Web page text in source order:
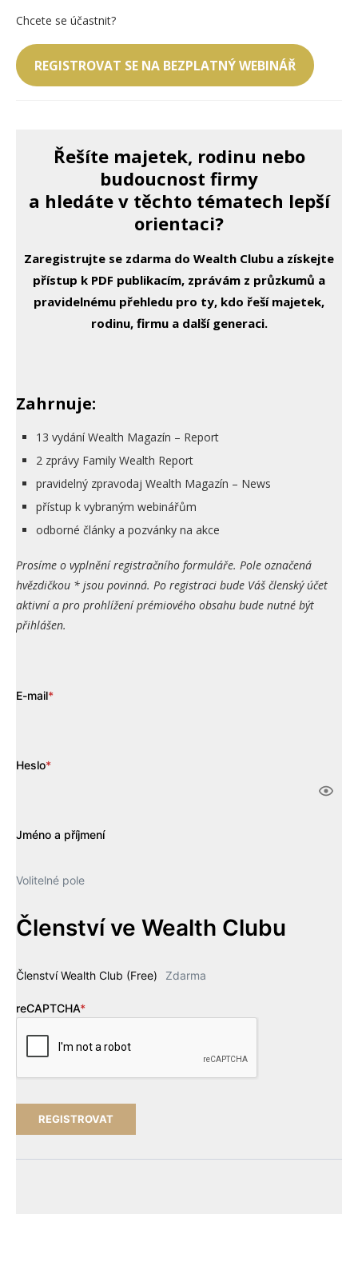
Chcete se účastnit?
REGISTROVAT SE NA BEZPLATNÝ WEBINÁŘ
Řešíte majetek, rodinu nebo
budoucnost firmy
a hledáte v těchto tématech lepší
orientaci?
Zaregistrujte se zdarma do Wealth Clubu a získejte
přístup k PDF publikacím, zprávám z průzkumů a
pravidelnému přehledu pro ty, kdo řeší majetek,
rodinu, firmu a další generaci.
Zahrnuje:
13 vydání Wealth Magazín – Report
2 zprávy Family Wealth Report
pravidelný zpravodaj Wealth Magazín – News
přístup k vybraným webinářům
odborné články a pozvánky na akce
Prosíme o vyplnění registračního formuláře. Pole označená
hvězdičkou * jsou povinná. Po registraci bude Váš členský účet
aktivní a pro prohlížení prémiového obsahu bude nutné být
přihlášen.
E-mail*
Heslo*
Jméno a příjmení
Volitelné pole
Členství ve Wealth Clubu
Členství Wealth Club (Free) Zdarma
reCAPTCHA*